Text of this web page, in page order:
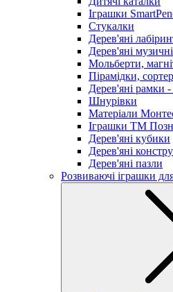
Іграшки
Стукалки
Дерев'яні
Дерев'яні
Мольберти,
Пірамідки,
Дерев'яні рамки
Шнурівки
Матеріали
Іграшки ТМ
Дерев'яні кубики
Дерев'яні
Дерев'яні пазли
Розвиваючі іграшки